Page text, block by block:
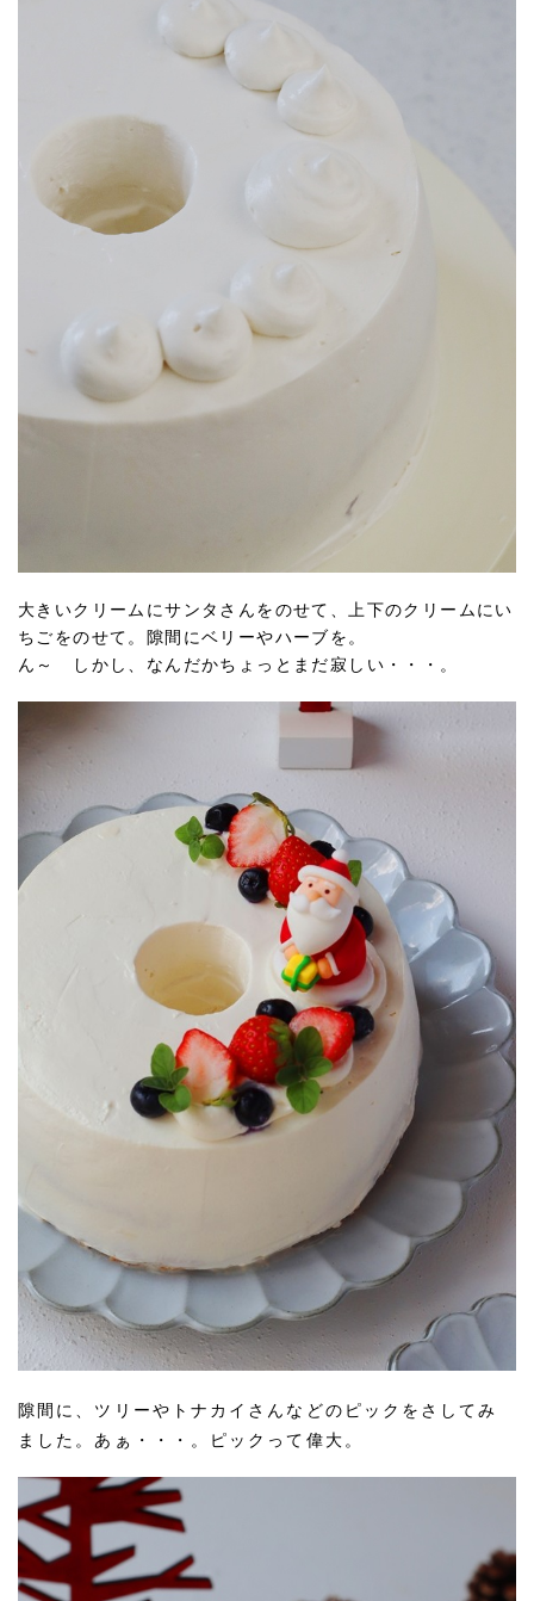
大きいクリームにサンタさんをのせて、上下のクリームにい
ちごをのせて。隙間にベリーやハーブを。
ん～ しかし、なんだかちょっとまだ寂しい・・・。
隙間に、ツリーやトナカイさんなどのピックをさしてみ
ました。あぁ・・・。ピックって偉大。